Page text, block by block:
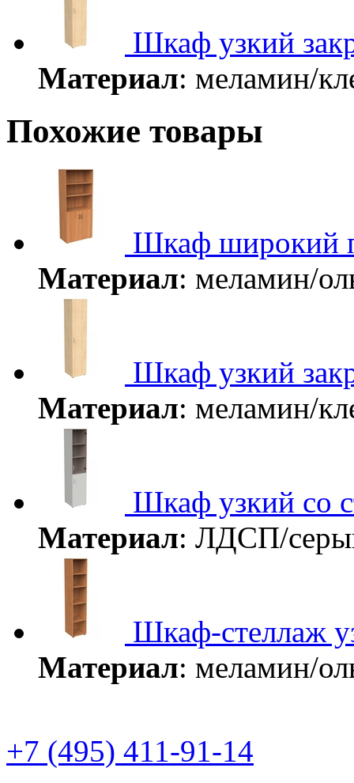
Шкаф узкий
Материал: меламин/
Похожие товары
Шкаф широкий
Материал: меламин/
Шкаф узкий
Материал: меламин/
Шкаф узкий со
Материал: ЛДСП/
Шкаф-стеллаж
Материал: меламин/
+7 (495) 411-91-14